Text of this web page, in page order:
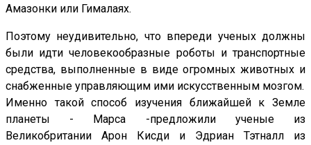
Амазонки или Гималаях.
Поэтому неудивительно, что впереди ученых должны
были идти человекообразные роботы и транспортные
средства, выполненные в виде огромных животных и
снабженные управляющим ими искусственным мозгом.
Именно такой способ изучения ближайшей к Земле
планеты - Марса -предложили ученые из
Великобритании Арон Кисди и Эдриан Тэтналл из